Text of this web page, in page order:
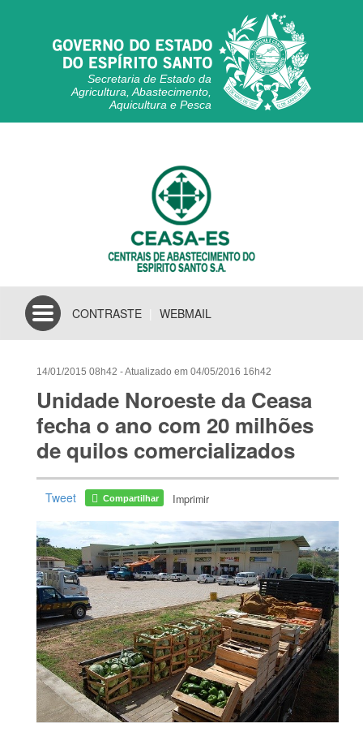
Secretaria de Estado da
Agricultura, Abastecimento,
Aquicultura e Pesca
Toggle
navigation
CONTRASTE WEBMAIL
14/01/2015 08h42 - Atualizado em 04/05/2016 16h42
Unidade Noroeste da Ceasa
fecha o ano com 20 milhões
de quilos comercializados
Tweet Compartilhar Imprimir